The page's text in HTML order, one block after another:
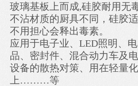
玻璃基板上而成,硅胶耐用无
不沾材质的厨具不同，硅胶
不用担心会释出毒素。
应用于电子业、LED照明、
品、密封件、混合动力车及
设备的散热对策、用在轻量
上………等